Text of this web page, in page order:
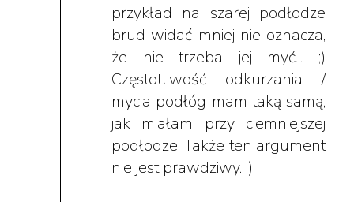
przykład na szarej podłodze
brud widać mniej nie oznacza,
że nie trzeba jej myć... ;)
Częstotliwość odkurzania /
mycia podłóg mam taką samą,
jak miałam przy ciemniejszej
podłodze. Także ten argument
nie jest prawdziwy. ;)